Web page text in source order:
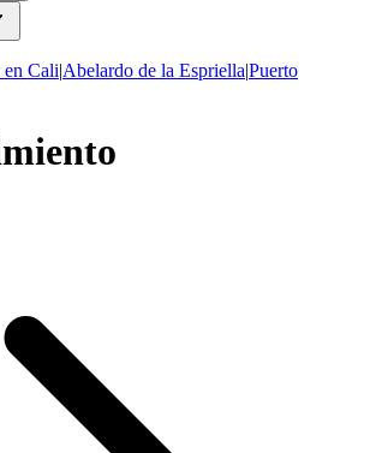
en Cali|Abelardo de la Espriella|Puerto